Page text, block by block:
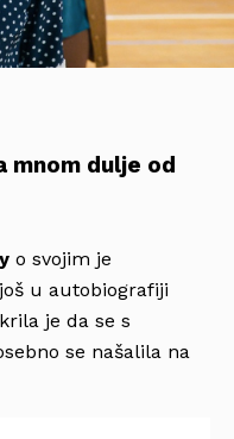
mnom dulje od
o svojim je
u autobiografiji
je da se s
se našalila na